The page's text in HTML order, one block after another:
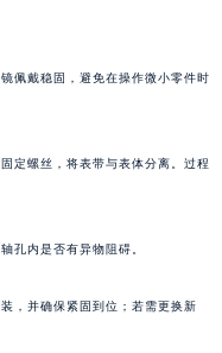
佩戴稳固，避免在操作微小零件时
定螺丝，将表带与表体分离。过程
孔内是否有异物阻碍。
，并确保紧固到位；若需更换新